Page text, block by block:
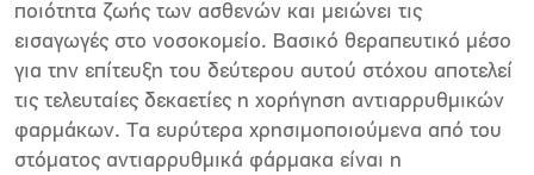
ποιότητα ζωής των ασθενών και µειώνει τις
εισαγωγές στο νοσοκοµείο. Βασικό θεραπευτικό µέσο
για την επίτευξη του δεύτερου αυτού στόχου αποτελεί
τις τελευταίες δεκαετίες η χορήγηση αντιαρρυθµικών
φαρµάκων. Τα ευρύτερα χρησιµοποιούµενα από του
στόµατος αντιαρρυθµικά φάρµακα είναι η